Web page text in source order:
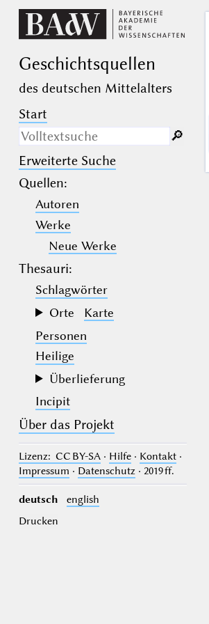
Geschichts­quellen
des deutschen Mittelalters
Start
Nur in Beschreibungs­texten
suchen
(der Unterstrich) ist Platzhalter für
genau ein Zeichen.
(das Prozentzeichen) ist Platzhalter
für kein, ein oder mehr als ein
Zeichen.
🔎︎
Erweiterte Suche
Quellen:
Autoren
Werke
Neue Werke
Thesauri:
Schlagwörter
Orte
Karte
Personen
Heilige
Überlieferung
Incipit
Über das Projekt
Lizenz: CC BY-SA· Hilfe· Kontakt·
Impressum · Datenschutz· 2019 ff.
deutsch
english
Drucken